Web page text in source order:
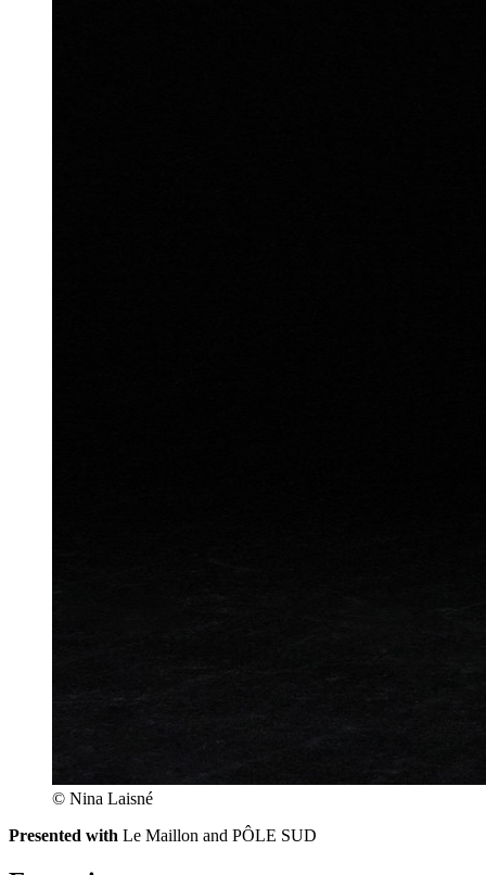
© Nina Laisné
Presented with Le Maillon and PÔLE SUD